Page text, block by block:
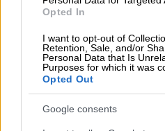
Opted In
I want to opt-out of
Retention, Sale, and/or
Personal Data that Is
Purposes for which it was
Opted Out
Google consents